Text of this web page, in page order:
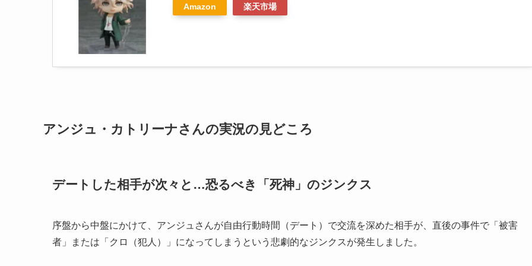
Amazon 楽天市場
アンジュ・カトリーナさんの実況の見どころ
デートした相手が次々と…恐るべき「死神」のジンクス
序盤から中盤にかけて、アンジュさんが自由行動時間（デート）で交流を深めた相手が、直後の事件で「被害
者」または「クロ（犯人）」になってしまうという悲劇的なジンクスが発生しました。